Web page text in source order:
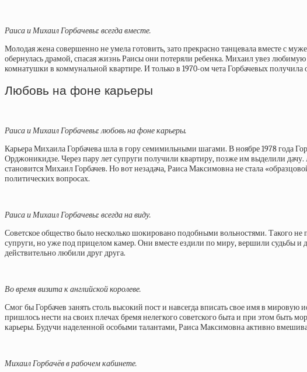
Раиса и Михаил Горбачевы: всегда вместе.
Молодая жена совершенно не умела готовить, зато прекрасно танцевала вместе с
обернулась драмой, спасая жизнь Раисы они потеряли ребенка. Михаил увез
комнатушки в коммунальной квартире. И только в 1970-ом чета Горбачевых получила
Любовь на фоне карьеры
Раиса и Михаил Горбачевы: любовь на фоне карьеры.
Карьера Михаила Горбачева шла в гору семимильными шагами. В ноябре 1978 года
Орджоникидзе. Через пару лет супруги получили квартиру, позже им выделили дачу.
становится Михаил Горбачев. Но вот незадача, Раиса Максимовна не стала
политических вопросах.
Раиса и Михаил Горбачевы: всегда на виду.
Советское общество было несколько шокировано подобными вольностями. Такого
супруги, но уже под прицелом камер. Они вместе ездили по миру, вершили судьбы
действительно любили друг друга.
Во время визита к английской королеве.
Смог бы Горбачев занять столь высокий пост и навсегда вписать свое имя в
пришлось нести на своих плечах бремя нелегкого советского быта и при этом быть
карьеры. Будучи наделенной особыми талантами, Раиса Максимовна активно
Михаил Горбачёв в рабочем кабинете.